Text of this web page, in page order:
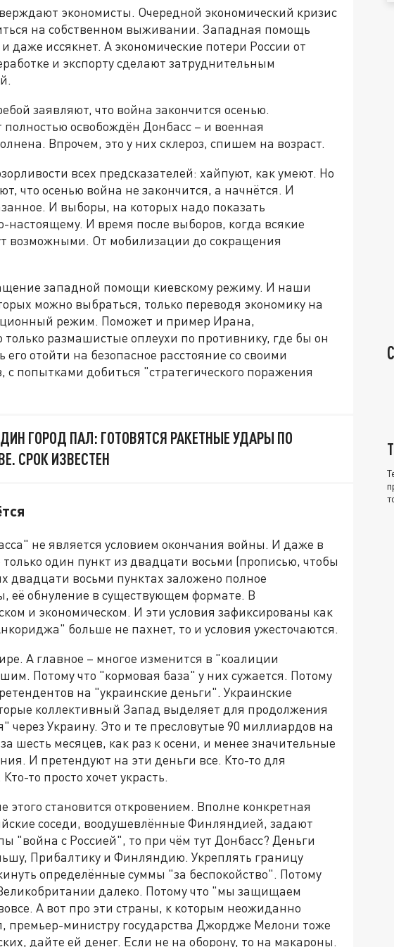
экономисты. Очередной экономический кризис
на собственном выживании. Западная помощь
даже иссякнет. А экономические потери России от
и экспорту сделают затруднительным
заявляют, что война закончится осенью.
полностью освобождён Донбасс – и военная
Впрочем, это у них склероз, спишем на возраст.
всех предсказателей: хайпуют, как умеют. Но
что осенью война не закончится, а начнётся. И
И выборы, на которых надо показать
И время после выборов, когда всякие
возможными. От мобилизации до сокращения
западной помощи киевскому режиму. И наши
можно выбраться, только переводя экономику на
режим. Поможет и пример Ирана,
размашистые оплеухи по противнику, где бы он
его отойти на безопасное расстояние со своими
попытками добиться "стратегического поражения
ГОРОД ПАЛ: ГОТОВЯТСЯ РАКЕТНЫЕ УДАРЫ ПО
СРОК ИЗВЕСТЕН
не является условием окончания войны. И даже в
один пункт из двадцати восьми (прописью, чтобы
двадцати восьми пунктах заложено полное
её обнуление в существующем формате. В
и экономическом. И эти условия зафиксированы как
больше не пахнет, то и условия ужесточаются.
А главное – многое изменится в "коалиции
Потому что "кормовая база" у них сужается. Потому
на "украинские деньги". Украинские
коллективный Запад выделяет для продолжения
Украину. Это и те пресловутые 90 миллиардов на
шесть месяцев, как раз к осени, и менее значительные
И претендуют на эти деньги все. Кто-то для
то просто хочет украсть.
становится откровением. Вполне конкретная
соседи, воодушевлённые Финляндией, задают
"война с Россией", то при чём тут Донбасс? Деньги
Прибалтику и Финляндию. Укреплять границу
определённые суммы "за беспокойство". Потому
далеко. Потому что "мы защищаем
А вот про эти страны, к которым неожиданно
премьер-министру государства Джордже Мелони тоже
дайте ей денег. Если не на оборону, то на макароны.